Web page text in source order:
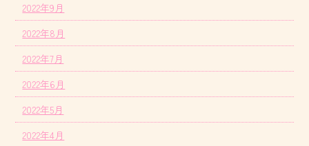
2022年9月
2022年8月
2022年7月
2022年6月
2022年5月
2022年4月